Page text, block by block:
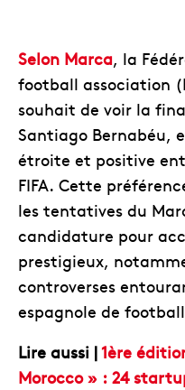
Selon Marca, la
football association
souhait de voir la
Santiago Bernabéu,
étroite et positive
FIFA. Cette
les tentatives du
candidature pour
prestigieux,
controverses
espagnole de
Lire aussi |1ère
Morocco » : 24